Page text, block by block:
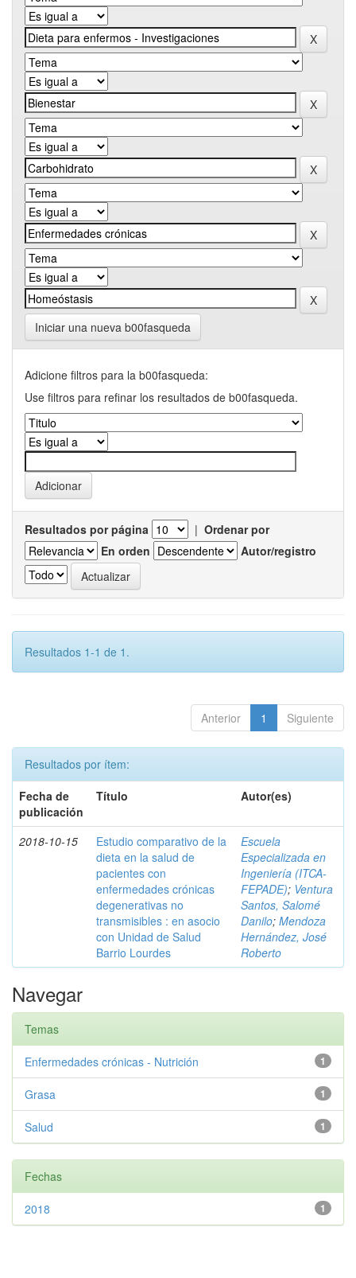
Iniciar una nueva b00fasqueda
Adicione filtros para la b00fasqueda:
Use filtros para refinar los resultados de b00fasqueda.
Resultados por página | Ordenar por
En orden
Autor/registro
Resultados 1-1 de 1.
Anterior 1 Siguiente
Resultados por ítem:
Fecha de
publicación
Título Autor(es)
2018-10-15
Estudio comparativo de la
dieta en la salud de
pacientes con
enfermedades crónicas
degenerativas no
transmisibles : en asocio
con Unidad de Salud
Barrio Lourdes
Escuela
Especializada en
Ingeniería (ITCA-
FEPADE); Ventura
Santos, Salomé
Danilo; Mendoza
Hernández, José
Roberto
Navegar
Temas
1
Enfermedades crónicas - Nutrición
1
Grasa
1
Salud
Fechas
1
2018